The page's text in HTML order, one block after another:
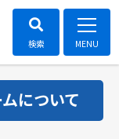
について